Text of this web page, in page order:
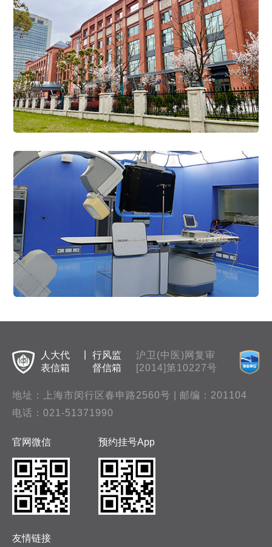
人大代
表信箱
行风监
督信箱
沪卫(中医)网复审
[2014]第10227号
地址：上海市闵行区春申路2560号 | 邮编：201104
电话： 021-51371990
官网微信 预约挂号App
友情链接